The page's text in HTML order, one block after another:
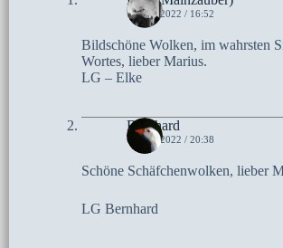
7. MAI 2022 / 16:52
Bildschöne Wolken, im wahrsten
Wortes, lieber Marius.
LG – Elke
Bernhard
6. MAI 2022 / 20:38
Schöne Schäfchenwolken, lieber
LG Bernhard